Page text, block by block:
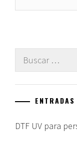
Buscar:
DTF UV para